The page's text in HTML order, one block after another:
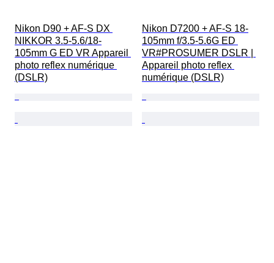
Nikon D90 + AF-S DX
NIKKOR 3.5-5.6/18-
105mm G ED VR Appareil
photo reflex numérique
(DSLR)
Nikon D7200 + AF-S 18-
105mm f/3.5-5.6G ED
VR#PROSUMER DSLR |
Appareil photo reflex
numérique (DSLR)